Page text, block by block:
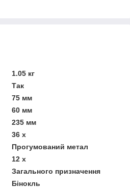
1.05 кг
Так
75 мм
60 мм
235 мм
36 х
Прогумований метал
12 х
Загального призначення
Бінокль